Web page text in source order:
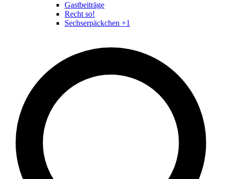
Gastbeiträge
Recht so!
Sechserpäckchen +1